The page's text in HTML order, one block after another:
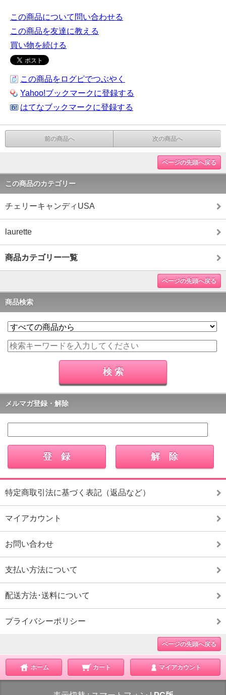
この商品について問い合わせる
この商品を友達に教える
買い物を続ける
この商品をログピでつぶやく
Yahoo!ブックマークに登録する
はてなブックマークに登録する
前の商品へ 次の商品へ
ページの先頭へ戻る
この商品のカテゴリー
チェリーキャンディUSA
laurette
商品カテゴリー一覧
ページの先頭へ戻る
商品検索
メルマガ登録・解除
特定商取引法に基づく表記（返品など）
マイアカウント
お問い合わせ
支払い方法について
配送方法･送料について
プライバシーポリシー
ページの先頭へ戻る
ホーム カート マイアカウント